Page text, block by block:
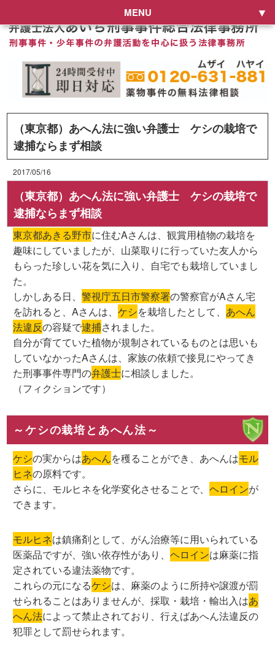
MENU
（東京都）あへん法に強い弁護士 ケシの栽培で
逮捕ならまず相談
2017/05/16
（東京都）あへん法に強い弁護士 ケシの栽培で
逮捕ならまず相談
東京都あきる野市に住むAさんは、観賞用植物の栽培を
趣味にしていましたが、山菜取りに行っていた友人から
もらった珍しい花を気に入り、自宅でも栽培していまし
た。
しかしある日、警視庁五日市警察署の警察官がAさん宅
を訪れると、Aさんは、ケシを栽培したとして、 あへん
法違反の容疑で逮捕されました。
自分が育てていた植物が規制されているものとは思いも
していなかったAさんは、家族の依頼で接見にやってき
た刑事事件専門の弁護士に相談しました。
（フィクションです）
～ケシの栽培とあへん法～
ケシの実からはあへんを穫ることができ、あへんはモル
ヒネの原料です。
さらに、モルヒネを化学変化させることで、ヘロインが
できます。
モルヒネは鎮痛剤として、がん治療等に用いられている
医薬品ですが、強い依存性があり、ヘロインは麻薬に指
定されている違法薬物です。
これらの元になるケシは、麻薬のように所持や譲渡が罰
せられることはありませんが、採取・栽培・輸出入はあ
へん法によって禁止されており、行えばあへん法違反の
犯罪として罰せられます。